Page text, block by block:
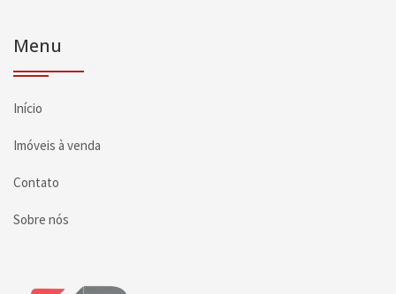
Menu
Início
Imóveis à venda
Contato
Sobre nós